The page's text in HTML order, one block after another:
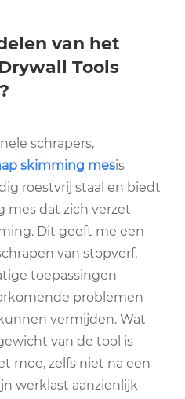
van het
Tools
schrapers,
skimming mesis
roestvrij staal en biedt
mes dat zich verzet
Dit geeft me een
van stopverf,
toepassingen
problemen
vermijden. Wat
van de tool is
moe, zelfs niet na een
werklast aanzienlijk